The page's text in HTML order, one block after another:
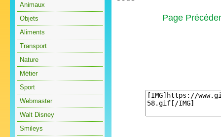
Animaux
Objets
Aliments
Transport
Nature
Métier
Sport
Webmaster
Walt Disney
Smileys
Page